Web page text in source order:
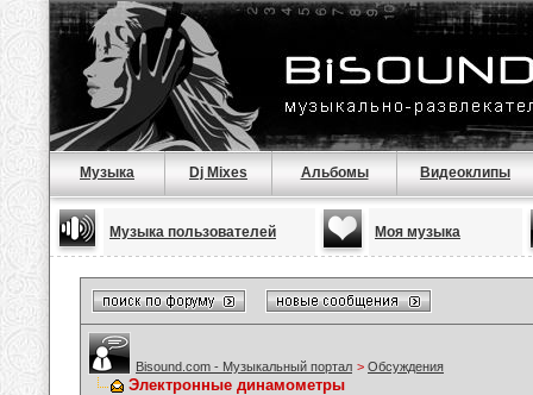
Музыка Dj Mixes Альбомы Видеоклипы
Музыка пользователей Моя музыка
Bisound.com - Музыкальный портал > Обсуждения
Электронные динамометры